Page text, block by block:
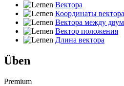
Вектора
Координаты вектора
Вектора между
Вектор положения
Длина вектора
Üben
Premium